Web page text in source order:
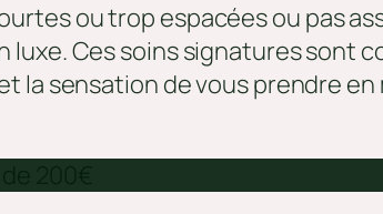
ou trop espacées ou pas
Ces soins signatures sont
sensation de vous prendre en